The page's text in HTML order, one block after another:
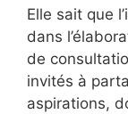
Elle sait que
dans
de
invités à
aspirations,